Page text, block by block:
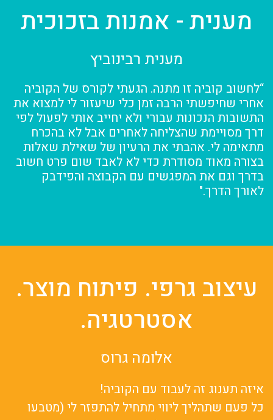
מענית - אמנות בזכוכית
מענית רבינוביץ
“לחשוב קוביה זו מתנה. הגעתי לקורס של הקוביה
אחרי שחיפשתי הרבה זמן כלי שיעזור לי למצוא את
התשובות הנכונות עבורי ולא יחייב אותי לפעול לפי
דרך מסויימת שהצליחה לאחרים אבל לא בהכרח
מתאימה לי. אהבתי את הרעיון של שאילת שאלות
בצורה מאוד מסודרת כדי לא לאבד שום פרט חשוב
בדרך וגם את המפגשים עם הקבוצה והפידבק
לאורך הדרך."
עיצוב גרפי. פיתוח מוצר.
אסטרטגיה.
אלומה גרוס
איזה תענוג זה לעבוד עם הקוביה!
כל פעם שתהליך ליווי מתחיל להתפזר לי (מטבעו